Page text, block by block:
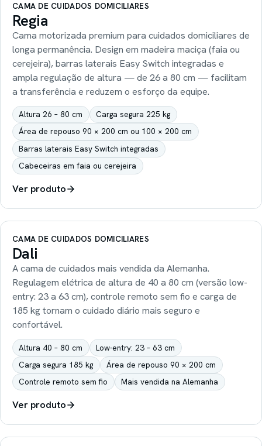
CAMA DE CUIDADOS DOMICILIARES
Regia
Cama motorizada premium para cuidados domiciliares de
longa permanência. Design em madeira maciça (faia ou
cerejeira), barras laterais Easy Switch integradas e
ampla regulação de altura — de 26 a 80 cm — facilitam
a transferência e reduzem o esforço da equipe.
Altura 26 – 80 cm
Carga segura 225 kg
Área de repouso 90 × 200 cm ou 100 × 200 cm
Barras laterais Easy Switch integradas
Cabeceiras em faia ou cerejeira
Ver produto
CAMA DE CUIDADOS DOMICILIARES
Dali
A cama de cuidados mais vendida da Alemanha.
Regulagem elétrica de altura de 40 a 80 cm (versão low-
entry: 23 a 63 cm), controle remoto sem fio e carga de
185 kg tornam o cuidado diário mais seguro e
confortável.
Altura 40 – 80 cm
Low-entry: 23 – 63 cm
Carga segura 185 kg
Área de repouso 90 × 200 cm
Controle remoto sem fio
Mais vendida na Alemanha
Ver produto